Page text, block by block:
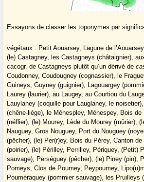
Essayons de classer les toponymes par
végétaux : Petit Aouarsey, Lagune de
(le) Castagney, les Castagneys (châtaignier),
cacogr. de Castagneys plutôt qu’un dérivé de
Coudonney, Coudougney (cognassier), le
Guineys, Guyney (guignier), Lagouargey
Laurey (laurier), au Laugey, au Courtiou du
Lauylaney (coquille pour Lauglaney, le
(chêne-liège), le Ménespley, Ménespey, Bois
(néflier), (le) Mourey, Lède du Mourey (mûrier),
Nauguey, Gros Nouguey, Port du Nouguey
(pêcher), (le) Per(r)ey, Bois du Pérey, Canton
(poirier), (le) Périlley, Perrilley, Périquey, (Petit)
sauvage), Perséguey (pêcher), (le) Piney (pin),
Pomeys, Clos de Poumey, Peypoumey,
Pouméraquey (pommier sauvage), les Pruilleys